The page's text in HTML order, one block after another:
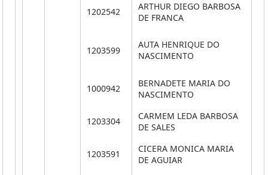
1202542
ARTHUR DIEGO BARBOSA
DE FRANCA
1203599
AUTA HENRIQUE DO
NASCIMENTO
1000942
BERNADETE MARIA DO
NASCIMENTO
1203304
CARMEM LEDA BARBOSA
DE SALES
1203591
CICERA MONICA MARIA
DE AGUIAR